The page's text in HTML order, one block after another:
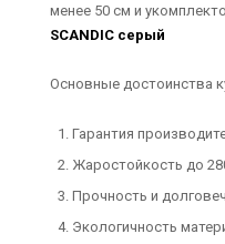
менее 50 см и
SCANDIC серый
Основные достоинства
Гарантия
Жаростойкость до
Прочность и
Экологичность